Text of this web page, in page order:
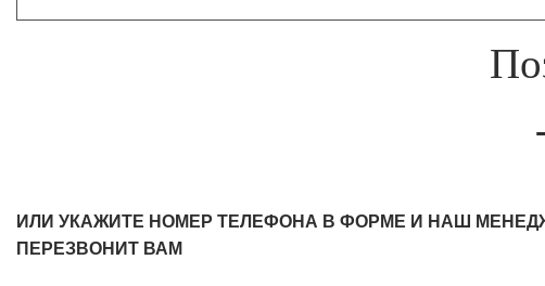
ИЛИ УКАЖИТЕ НОМЕР ТЕЛЕФОНА В ФОРМЕ И НАШ
ПЕРЕЗВОНИТ ВАМ